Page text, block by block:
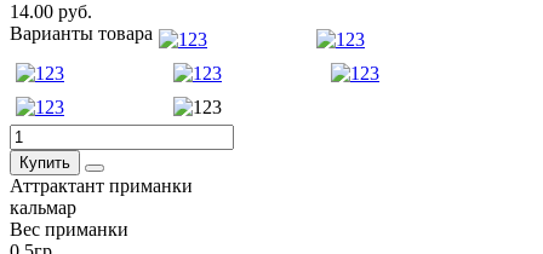
14.00 руб.
Варианты товара
Купить
Аттрактант приманки
кальмар
Вес приманки